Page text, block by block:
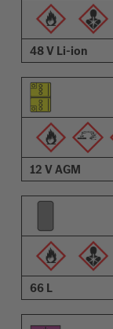
48 V Li-ion
12 V AGM
66 L